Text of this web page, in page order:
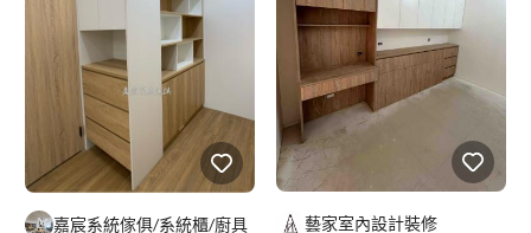
嘉宸系統傢俱/系統櫃/廚具 藝家室內設計裝修